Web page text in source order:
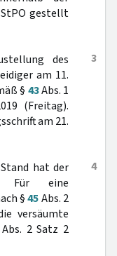
gestellt
3
des
am 11.
§ 43Abs. 1
(Freitag).
am 21.
4
hat der
Für eine
§45Abs. 2
versäumte
2 Satz 2